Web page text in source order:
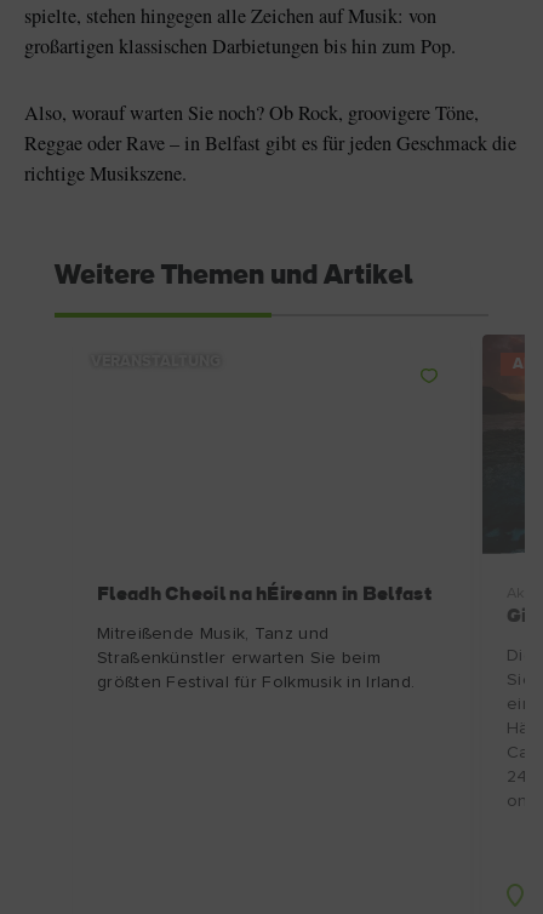
spielte, stehen hingegen alle Zeichen auf Musik: von
großartigen klassischen Darbietungen bis hin zum Pop.
Also, worauf warten Sie noch? Ob Rock, groovigere Töne,
Reggae oder Rave – in Belfast gibt es für jeden Geschmack die
richtige Musikszene.
Weitere Themen und Artikel
Fleadh Cheoil na hÉireann in Belfast
Mitreißende Musik, Tanz und
Straßenkünstler erwarten Sie beim
größten Festival für Folkmusik in Irland.
Die
Sie
24